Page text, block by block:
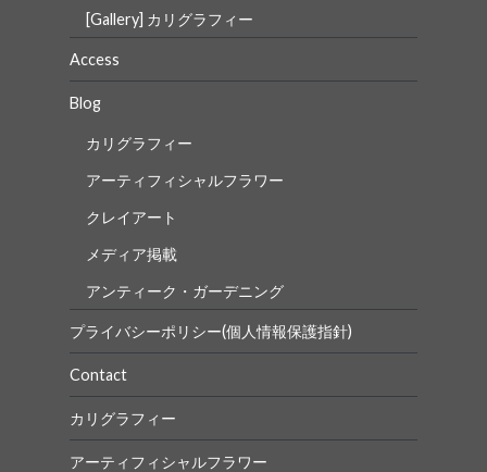
[Gallery] カリグラフィー
Access
Blog
カリグラフィー
アーティフィシャルフラワー
クレイアート
メディア掲載
アンティーク・ガーデニング
プライバシーポリシー(個人情報保護指針)
Contact
カリグラフィー
アーティフィシャルフラワー